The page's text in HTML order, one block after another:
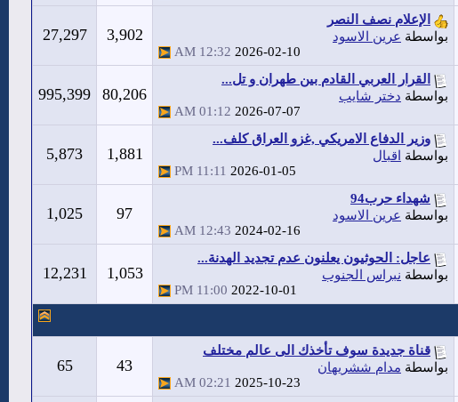
الإعلام نصف النصر
بواسطة عرين الاسود
2026-02-10
12:32 AM
3,902
27,297
القرار العربي القادم بين طهران و تل...
بواسطة دختر شايب
2026-07-07
01:12 AM
80,206
995,399
وزير الدفاع الامريكي ,غزو العراق كلف...
بواسطة اقبال
2026-01-05
11:11 PM
1,881
5,873
شهداء حرب94
بواسطة عرين الاسود
2024-02-16
12:43 AM
97
1,025
عاجل: الحوثيون يعلنون عدم تجديد الهدنة...
بواسطة نبراس الجنوب
2022-10-01
11:00 PM
1,053
12,231
قناة جديدة سوف تأخذك الى عالم مختلف
بواسطة مدام ششريهان
2025-10-23
02:21 AM
43
65